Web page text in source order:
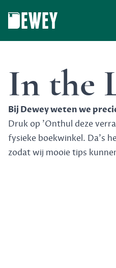
In the
Bij Dewey weten we
Druk op 'Onthul deze
fysieke boekwinkel. Da's
zodat wij mooie tips